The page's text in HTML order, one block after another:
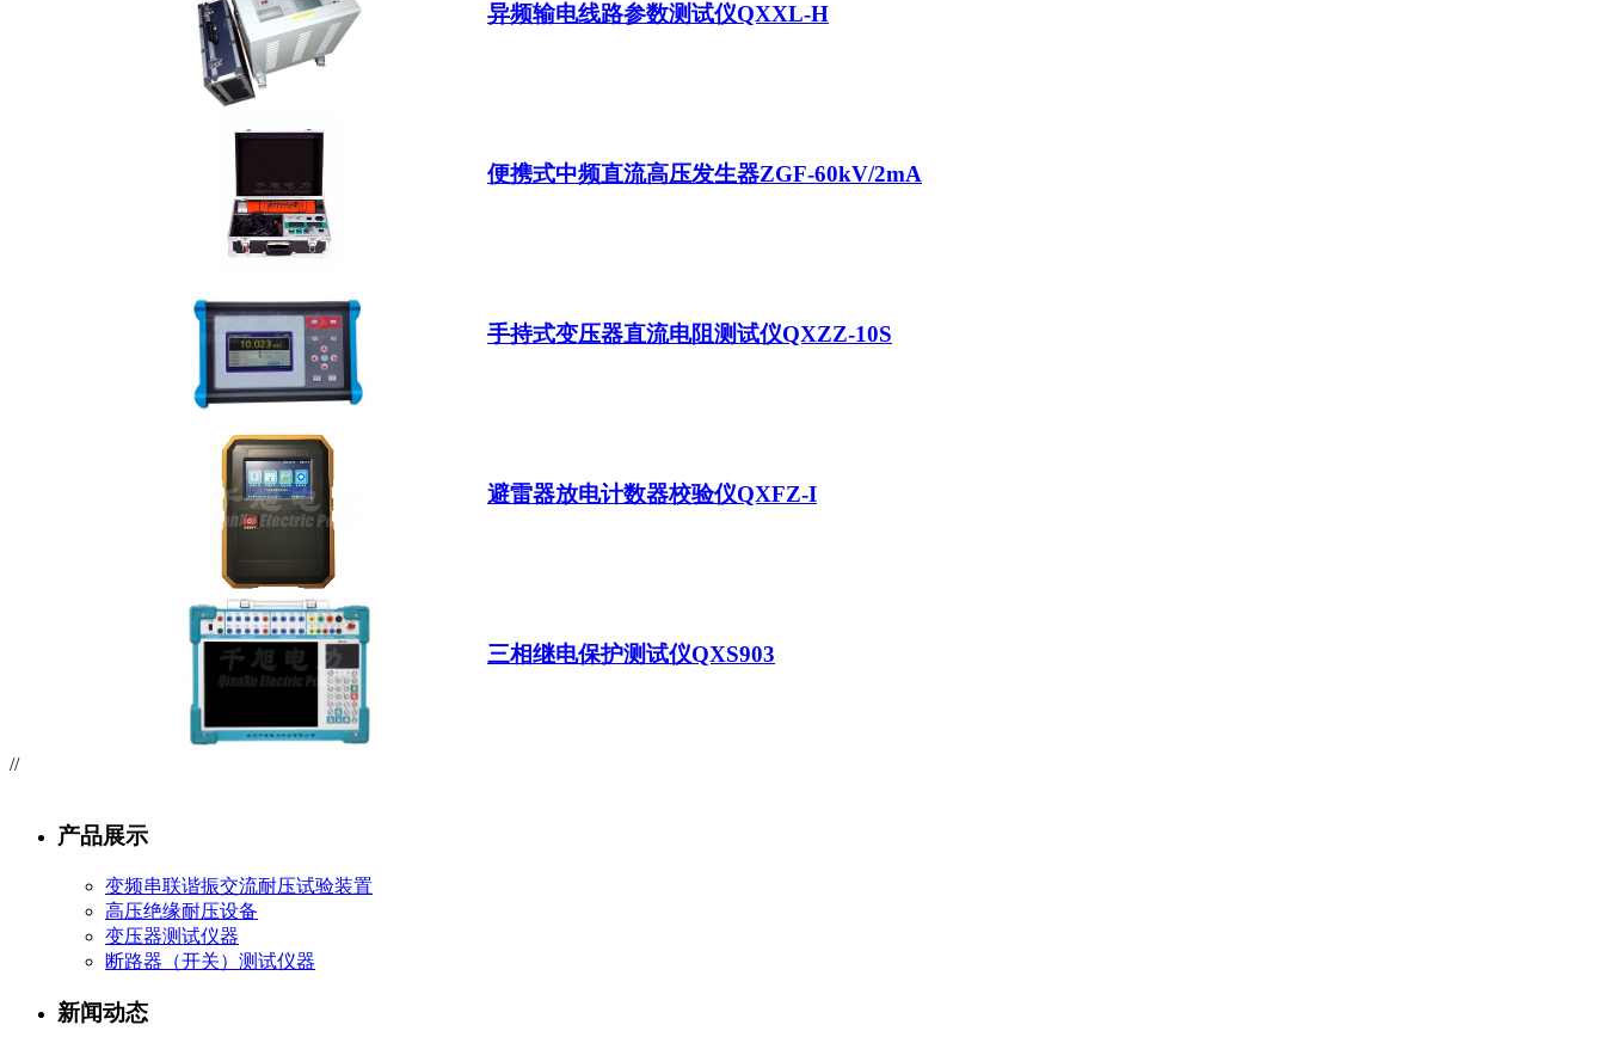
异频输电线路参数测试仪QXXL-H
便携式中频直流高压发生器ZGF-60kV/2mA
手持式变压器直流电阻测试仪QXZZ-10S
避雷器放电计数器校验仪QXFZ-I
三相继电保护测试仪QXS903
//
产品展示
变频串联谐振交流耐压试验装置
高压绝缘耐压设备
变压器测试仪器
断路器（开关）测试仪器
新闻动态